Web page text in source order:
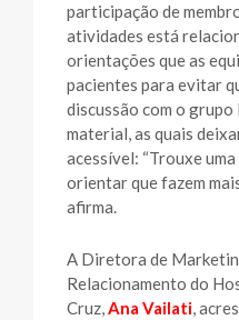
participação de
atividades está
orientações que as
pacientes para evitar
discussão com o
material, as quais
acessível: “Trouxe
orientar que fazem
afirma.
A Diretora de
Relacionamento do
Cruz,Ana Vailati,